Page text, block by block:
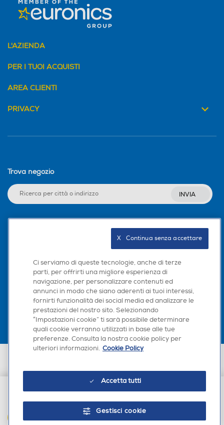
AGGIUNGI AL CARRELLO
L'AZIENDA
PER I TUOI ACQUISTI
AREA CLIENTI
PRIVACY
Trova negozio
INVIA
Scarica la nostra app
n. 13337170156. Codice intermediario SDI: HHBD9AK. Vendite soggette
agli Artt. 45 e ss del Codice del Consumo in tema di Diritti dei
Ci serviamo di queste tecnologie, anche di terze
parti, per offrirti una migliore esperienza di
navigazione, per personalizzare contenuti ed
annunci in modo che siano aderenti ai tuoi interessi,
fornirti funzionalità dei social media ed analizzare le
prestazioni del nostro sito. Selezionando
“Impostazioni cookie” ti sarà possibile determinare
quali cookie verranno utilizzati in base alle tue
preferenze. Consulta la nostra cookie policy per
ulteriori informazioni. Cookie Policy
Accetta tutti
Gestisci cookie
X   Continua senza accettare